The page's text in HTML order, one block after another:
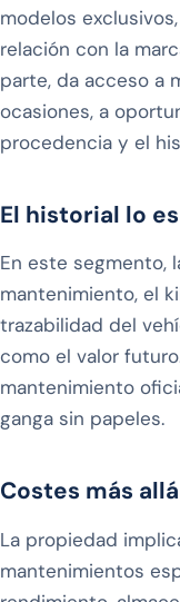
modelos
relación con la
parte, da acceso a
ocasiones, a
procedencia y el
El historial lo
En este segmento,
mantenimiento, el
trazabilidad del
como el valor
mantenimiento
ganga sin papeles.
Costes más
La propiedad
mantenimientos